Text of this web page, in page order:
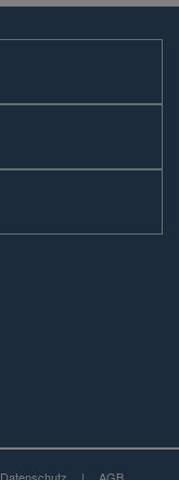
Datenschutz | AGB